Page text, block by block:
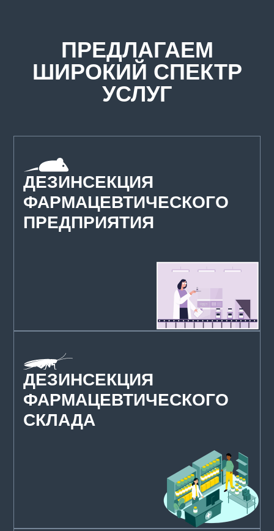
ПРЕДЛАГАЕМ
ШИРОКИЙ СПЕКТР
УСЛУГ
ДЕЗИНСЕКЦИЯ
ФАРМАЦЕВТИЧЕСКОГО
ПРЕДПРИЯТИЯ
ДЕЗИНСЕКЦИЯ
ФАРМАЦЕВТИЧЕСКОГО
СКЛАДА